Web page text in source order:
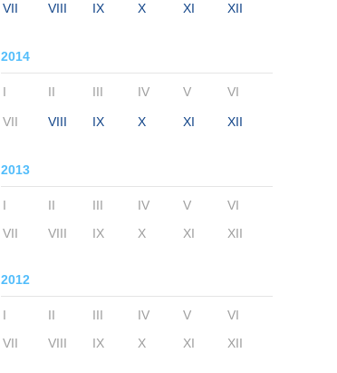
VII VIII IX X XI XII
2014
I II III IV V VI
VII VIII IX X XI XII
2013
I II III IV V
VI
VII
VIII IX X XI XII
2012
I II III IV V
VI
VII
VIII IX X XI XII